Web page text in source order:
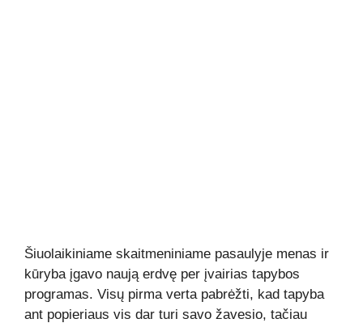
Šiuolaikiniame skaitmeniniame pasaulyje menas ir
kūryba įgavo naują erdvę per įvairias tapybos
programas. Visų pirma verta pabrėžti, kad tapyba
ant popieriaus vis dar turi savo žavesio, tačiau